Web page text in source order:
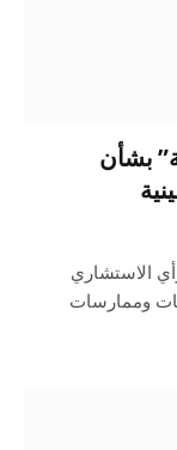
بشأن
الاستشاري
وممارسات